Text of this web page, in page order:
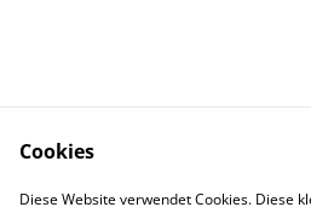
Cookies
Diese Website verwendet Cookies. Diese